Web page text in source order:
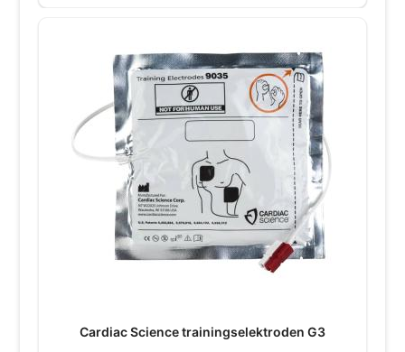
Cardiac Science trainingselektroden G3